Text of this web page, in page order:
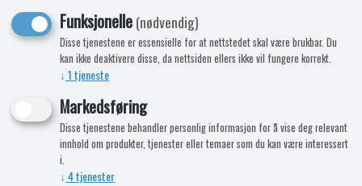
Funksjonelle(nødvendig)
Disse tjenestene er essensielle for at nettstedet skal være brukbar. Du
kan ikke deaktivere disse, da nettsiden ellers ikke vil fungere korrekt.
↓ 1tjeneste
Markedsføring
Disse tjenestene behandler personlig informasjon for å vise deg relevant
innhold om produkter, tjenester eller temaer som du kan være interessert
i.
↓ 4tjenester